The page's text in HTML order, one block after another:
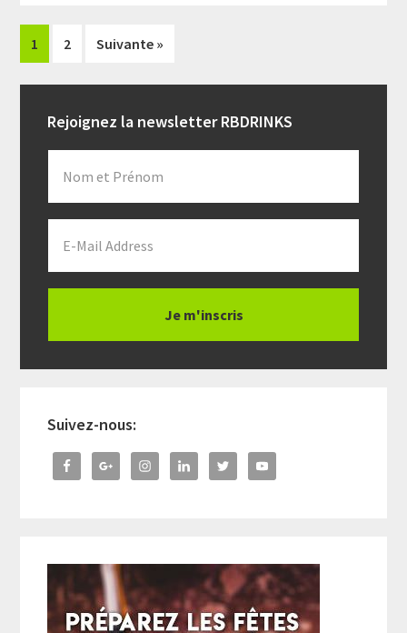
Page
1 Page
2 Suivante »
Sidebar
Rejoignez la newsletter RBDRINKS
Suivez-nous: